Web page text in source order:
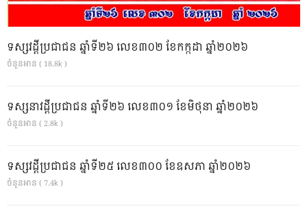
ទស្សវដ្តីប្រជាជន ឆ្នាំទី២៦ លេខ៣០២ ខែកក្កដា ឆ្នាំ២០២៦
ចំនួនអាន ( 18.8k )
ទស្សនាវដ្ដីប្រជាជន ឆ្នាំទី២៦ លេខ៣០១ ខែមិថុនា ឆ្នាំ២០២៦
ចំនួនអាន ( 2.8k )
ទស្សវដ្តីប្រជាជន ឆ្នាំទី២៥ លេខ៣០០ ខែឧសភា ឆ្នាំ២០២៦
ចំនួនអាន ( 7.4k )